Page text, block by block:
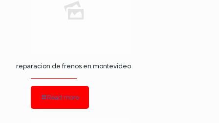
reparacion de frenos en montevideo
Read more